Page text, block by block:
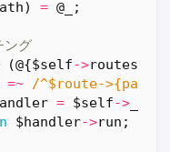
) = @_ ;
ング
(@{$self->routes
=~ /^$route-
= $self->
$handler->run ;